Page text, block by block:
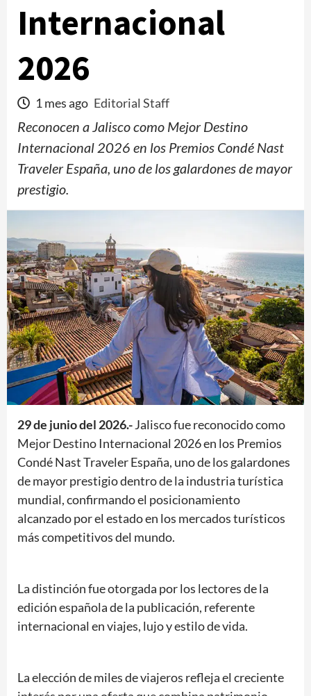
Internacional
2026
1 mes ago Editorial Staff
Reconocen a Jalisco como Mejor Destino
Internacional 2026 en los Premios Condé Nast
Traveler España, uno de los galardones de mayor
prestigio.
29 de junio del 2026.-Jalisco fue reconocido como
Mejor Destino Internacional 2026 en los Premios
Condé Nast Traveler España, uno de los galardones
de mayor prestigio dentro de la industria turística
mundial, confirmando el posicionamiento
alcanzado por el estado en los mercados turísticos
más competitivos del mundo.
La distinción fue otorgada por los lectores de la
edición española de la publicación, referente
internacional en viajes, lujo y estilo de vida.
La elección de miles de viajeros refleja el creciente